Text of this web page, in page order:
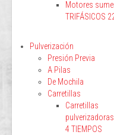
Motores
TRIFÁSICOS
Pulverización
Presión Previa
A Pilas
De Mochila
Carretillas
Carretillas
4 TIEMPOS